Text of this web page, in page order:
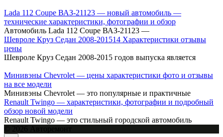
Lada 112 Coupe ВАЗ-21123 — новый автомобиль —
технические характеристики, фотографии и обзор
Автомобиль Lada 112 Coupe ВАЗ-21123 —
Шевроле Круз Cедан 2008-201514 Характеристики отзывы
цены
Шевроле Круз Седан 2008-2015 годов выпуска является
Минивэны Chevrolet — цены характеристики фото и отзывы
на все модели
Минивэны Chevrolet — это популярные и практичные
Renault Twingo — характеристики, фотографии и подробный
обзор новой модели
Renault Twingo — это стильный городской автомобиль